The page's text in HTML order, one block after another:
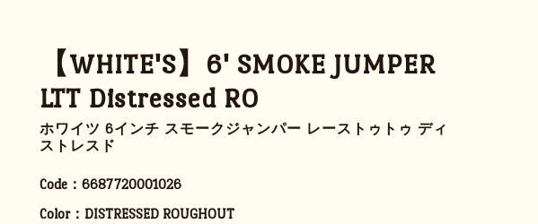
【WHITE'S】6' SMOKE JUMPER
LTT Distressed RO
ホワイツ 6インチ スモークジャンパー レーストゥトゥ ディ
ストレスド
Code： 6687720001026
Color： DISTRESSED ROUGHOUT